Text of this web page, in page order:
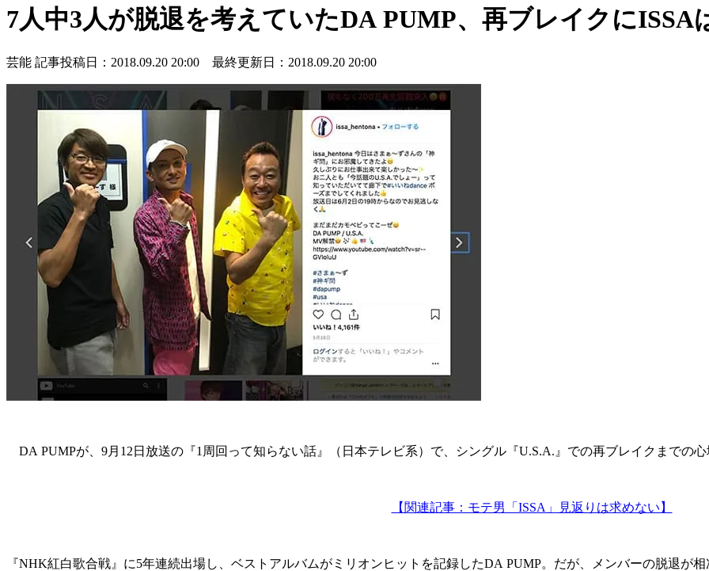
7人中3人が脱退を考えていたDA PUMP、再ブレイクに
芸能 記事投稿日：2018.09.20 20:00 最終更新日：2018.09.20 20:00
DA PUMPが、9月12日放送の『1周回って知らない話』（日本テレビ系）で、シングル『U.S.A.』での再ブレイクまでの
【関連記事：モテ男「ISSA」見返りは求めない】
『NHK紅白歌合戦』に5年連続出場し、ベストアルバムがミリオンヒットを記録したDA PUMP。だが、メンバーの脱退が